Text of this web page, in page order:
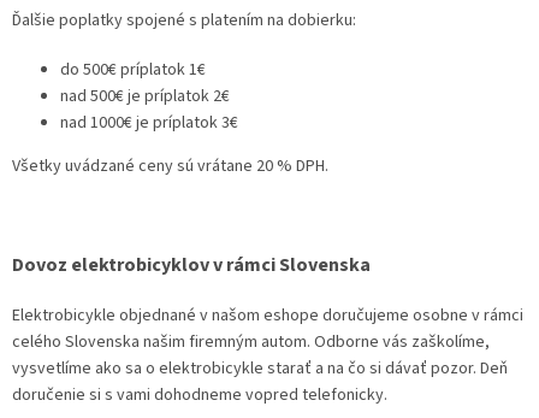
Ďalšie poplatky spojené s platením na dobierku:
do 500€ príplatok 1€
nad 500€ je príplatok 2€
nad 1000€ je príplatok 3€
Všetky uvádzané ceny sú vrátane 20 % DPH.
Dovoz elektrobicyklov v rámci Slovenska
Elektrobicykle objednané v našom eshope doručujeme osobne v rámci
celého Slovenska našim firemným autom. Odborne vás zaškolíme,
vysvetlíme ako sa o elektrobicykle starať a na čo si dávať pozor. Deň
doručenie si s vami dohodneme vopred telefonicky.